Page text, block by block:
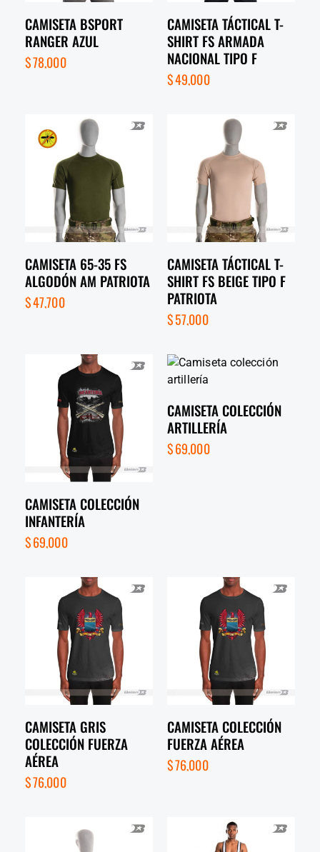
CAMISETA BSPORT
RANGER AZUL
$78,000
CAMISETA TÁCTICAL T-
SHIRT FS ARMADA
NACIONAL TIPO F
$49,000
CAMISETA 65-35 FS
ALGODÓN AM PATRIOTA
$47,700
CAMISETA TÁCTICAL T-
SHIRT FS BEIGE TIPO F
PATRIOTA
$57,000
CAMISETA COLECCIÓN
INFANTERÍA
$69,000
CAMISETA COLECCIÓN
ARTILLERÍA
$69,000
CAMISETA GRIS
COLECCIÓN FUERZA
AÉREA
$76,000
CAMISETA COLECCIÓN
FUERZA AÉREA
$76,000